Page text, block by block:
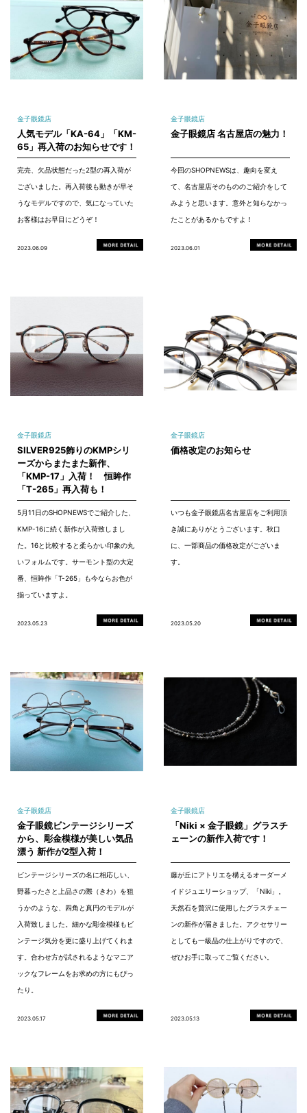
金子眼鏡店
人気モデル「KA-64」「KM-
65」再入荷のお知らせです！
完売、欠品状態だった2型の再入荷が
ございました。再入荷後も動きが早そ
うなモデルですので、気になっていた
お客様はお早目にどうぞ！
2023.06.09
金子眼鏡店
金子眼鏡店 名古屋店の魅力！
今回のSHOPNEWSは、趣向を変え
て、名古屋店そのもののご紹介をして
みようと思います。意外と知らなかっ
たことがあるかもですよ！
2023.06.01
金子眼鏡店
SILVER925飾りのKMPシリ
ーズからまたまた新作、
「KMP-17」入荷！ 恒眸作
「T-265」再入荷も！
5月11日のSHOPNEWSでご紹介した、
KMP-16に続く新作が入荷致しまし
た。16と比較すると柔らかい印象の丸
いフォルムです。サーモント型の大定
番、恒眸作「T-265」も今ならお色が
揃っていますよ。
2023.05.23
金子眼鏡店
価格改定のお知らせ
いつも金子眼鏡店名古屋店をご利用頂
き誠にありがとうございます。秋口
に、一部商品の価格改定がございま
す。
2023.05.20
金子眼鏡店
金子眼鏡ビンテージシリーズ
から、彫金模様が美しい気品
漂う 新作が2型入荷！
ビンテージシリーズの名に相応しい、
野暮ったさと上品さの際（きわ）を狙
うかのような、四角と真円のモデルが
入荷致しました。細かな彫金模様もビ
ンテージ気分を更に盛り上げてくれま
す。合わせ方が試されるようなマニア
ックなフレームをお求めの方にもぴっ
たり。
2023.05.17
金子眼鏡店
「Niki × 金子眼鏡」グラスチ
ェーンの新作入荷です！
藤が丘にアトリエを構えるオーダーメ
イドジュエリーショップ、「Niki」。
天然石を贅沢に使用したグラスチェー
ンの新作が届きました。アクセサリー
としても一級品の仕上がりですので、
ぜひお手に取ってご覧ください。
2023.05.13